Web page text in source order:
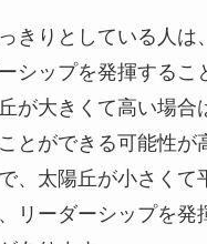
きりとしている人は
シップを発揮するこ
が大きくて高い場合
とができる可能性が
、太陽丘が小さくて
リーダーシップを発